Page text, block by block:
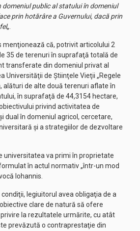
domeniul public al statului în domeniul
prin hotărâre a Guvernului, dacă prin
„.
menţionează că, potrivit articolului 2
35 de terenuri în suprafaţă totală de
transferate din domeniul privat al
Universităţii de Ştiinţele Vieţii „Regele
alături de alte două terenuri aflate în
în suprafaţă de 44,3154 hectare,
privind activitatea de
dual în domeniul agricol, cercetare,
şi a strategiilor de dezvoltare
universitatea va primi în proprietate
în actul normativ „într-un mod
Iohannis.
condiţii, legiuitorul avea obligaţia de a
clare de natură să ofere
la rezultatele urmărite, cu atât
prevăzută o contraprestaţie din